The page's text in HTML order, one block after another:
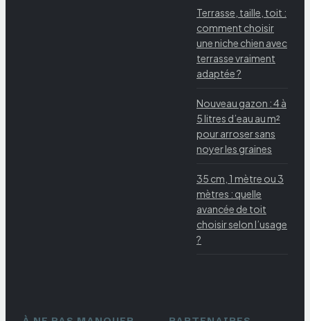
Terrasse, taille, toit :
comment choisir
une niche chien avec
terrasse vraiment
adaptée ?
Nouveau gazon : 4 à
5 litres d’eau au m²
pour arroser sans
noyer les graines
35 cm, 1 mètre ou 3
mètres : quelle
avancée de toit
choisir selon l’usage
?